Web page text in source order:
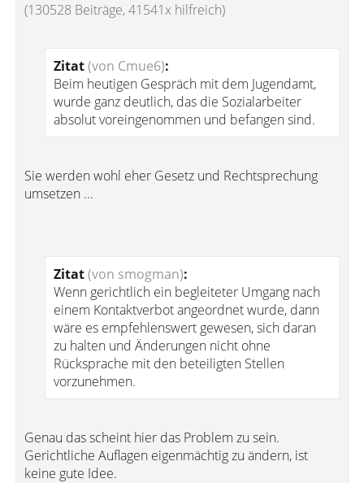
(130528 Beiträge, 41541x hilfreich)
Zitat(von Cmue6):
Beim heutigen Gespräch mit dem Jugendamt,
wurde ganz deutlich, das die Sozialarbeiter
absolut voreingenommen und befangen sind.
Sie werden wohl eher Gesetz und Rechtsprechung
umsetzen ...
Zitat(von smogman):
Wenn gerichtlich ein begleiteter Umgang nach
einem Kontaktverbot angeordnet wurde, dann
wäre es empfehlenswert gewesen, sich daran
zu halten und Änderungen nicht ohne
Rücksprache mit den beteiligten Stellen
vorzunehmen.
Genau das scheint hier das Problem zu sein.
Gerichtliche Auflagen eigenmächtig zu ändern, ist
keine gute Idee.